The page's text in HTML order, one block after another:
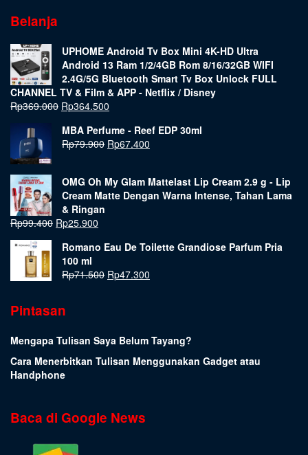
Belanja
UPHOME Android Tv Box Mini 4K-HD Ultra
Android 13 Ram 1/2/4GB Rom 8/16/32GB WIFI
2.4G/5G Bluetooth Smart Tv Box Unlock FULL
CHANNEL TV & Film & APP - Netflix / Disney
Rp369.000 Rp364.500
MBA Perfume - Reef EDP 30ml
Rp79.900 Rp67.400
OMG Oh My Glam Mattelast Lip Cream 2.9 g - Lip
Cream Matte Dengan Warna Intense, Tahan Lama
& Ringan
Rp99.400 Rp25.900
Romano Eau De Toilette Grandiose Parfum Pria
100 ml
Rp71.500 Rp47.300
Pintasan
Mengapa Tulisan Saya Belum Tayang?
Cara Menerbitkan Tulisan Menggunakan Gadget atau
Handphone
Baca di Google News